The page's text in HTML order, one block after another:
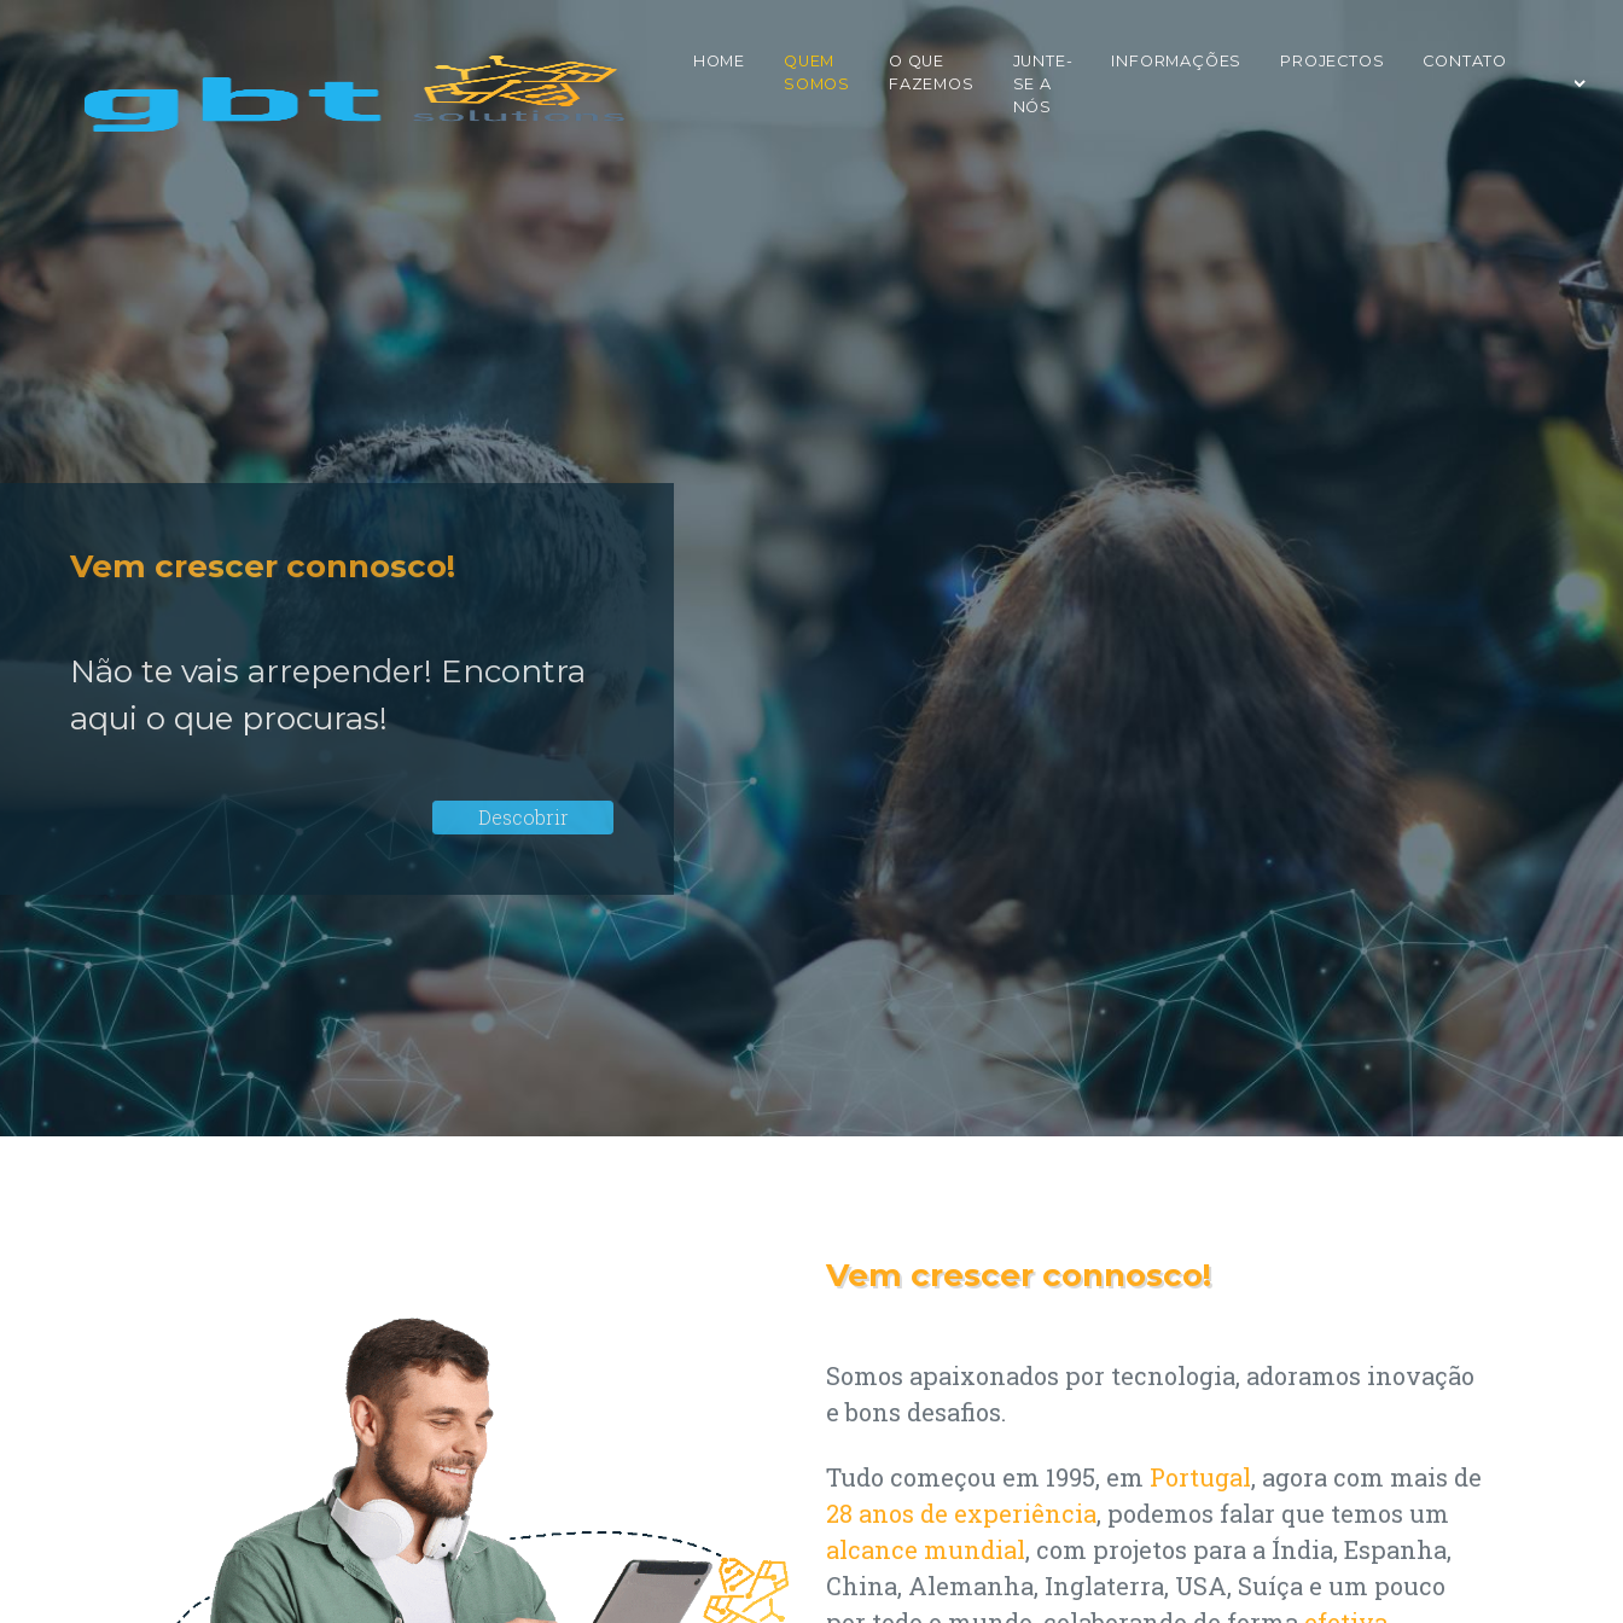
HOME
QUEM
SOMOS
O QUE
FAZEMOS
JUNTE-
SE A
NÓS
INFORMAÇÕES PROJECTOS CONTATO
Vem crescer connosco!
Não te vais arrepender! Encontra
aqui o que procuras!
Descobrir
Vem crescer connosco!
Somos apaixonados por tecnologia, adoramos inovação
e bons desafios.
Tudo começou em 1995, em Portugal, agora com mais de
28 anos de experiência, podemos falar que temos um
alcance mundial, com projetos para a Índia, Espanha,
China, Alemanha, Inglaterra, USA, Suíça e um pouco